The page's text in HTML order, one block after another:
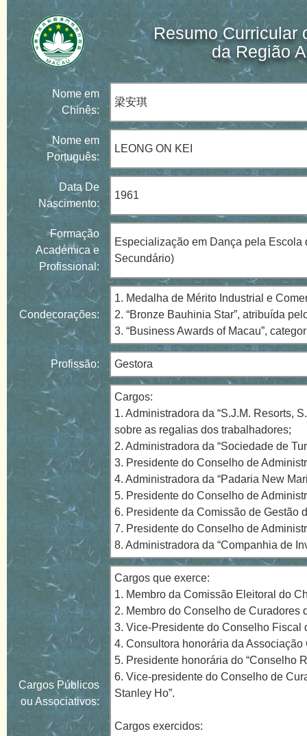
Resumo Curricular
da Região
Nome em
Chinês:
梁安琪
Nome em
Português:
LEONG ON KEI
Data De
Nascimento:
1961
Formação
Académica e
Profissional:
Especialização em Dança pela
Secundário)
Condecorações:
1. Medalha de Mérito Industrial e
2. “Bronze Bauhinia Star”, atribuída
3. “Business Awards of Macau”,
Profissão: Gestora
Cargos:
1. Administradora da “S.J.M. Resorts,
sobre as regalias dos trabalhadores;
2. Administradora da “Sociedade de
3. Presidente do Conselho de
4. Administradora da “Padaria New
5. Presidente do Conselho de
6. Presidente da Comissão de Gestão
7. Presidente do Conselho de
8. Administradora da “Companhia de
Cargos Públicos
ou Associativos:
Cargos que exerce:
1. Membro da Comissão Eleitoral do
2. Membro do Conselho de Curadores
3. Vice-Presidente do Conselho Fiscal
4. Consultora honorária da
5. Presidente honorária do “Conselho
6. Vice-presidente do Conselho de
Stanley Ho”.
Cargos exercidos: